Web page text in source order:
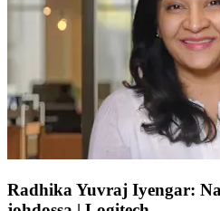
Radhika Yuvraj Iyengar: